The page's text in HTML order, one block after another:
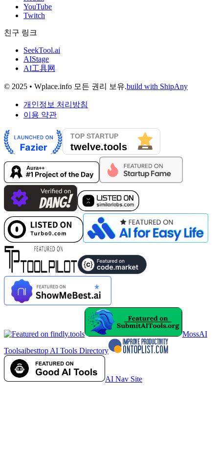
YouTube
Twitch
친구 링크
SeekTool.ai
AIStage
AI工具网
© 2025 • Wplace.info 모든 권리 보유.build with ShipAny
개인정보 처리방침
이용 약관
MossAI
Toolsaibesttop AI Tools Directory
AI Nav Site